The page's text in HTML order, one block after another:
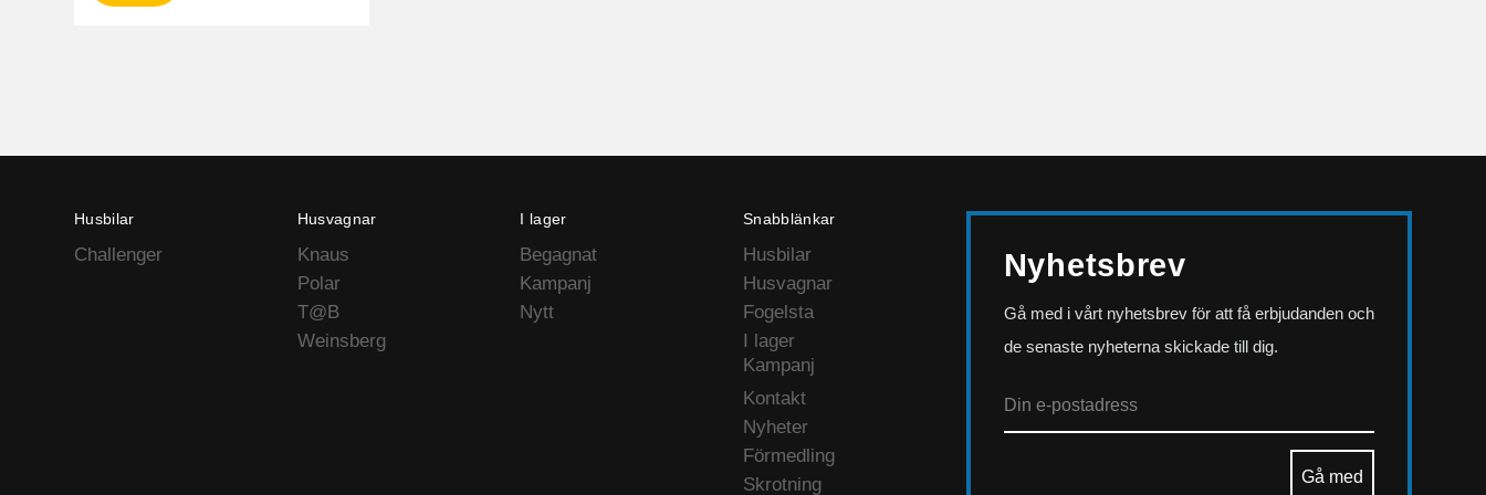
Husbilar
Challenger
Husvagnar
Knaus
Polar
T@B
Weinsberg
I lager
Begagnat
Kampanj
Nytt
Snabblänkar
Husbilar
Husvagnar
Fogelsta
I lager
Kampanj
Kontakt
Nyheter
Förmedling
Skrotning
Nyhetsbrev
Gå med i vårt nyhetsbrev för att få erbjudanden och
de senaste nyheterna skickade till dig.